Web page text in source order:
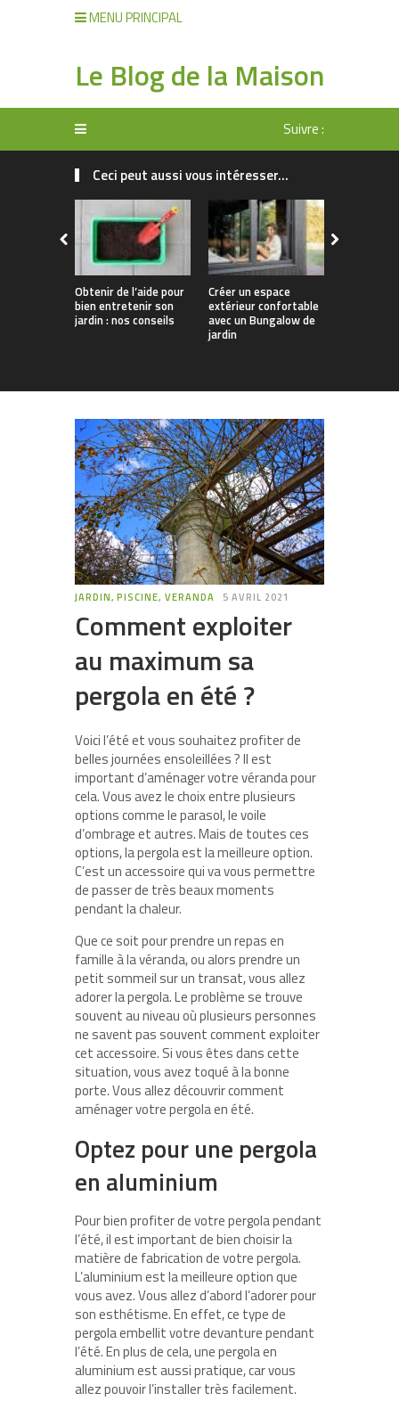
MENU PRINCIPAL
Le Blog de la Maison
Suivre :
Ceci peut aussi vous intéresser...
Obtenir de l’aide pour
bien entretenir son
jardin : nos conseils
Créer un espace
extérieur confortable
avec un Bungalow de
jardin
JARDIN, PISCINE, VERANDA 5 AVRIL 2021
Comment exploiter
au maximum sa
pergola en été ?
Voici l’été et vous souhaitez profiter de
belles journées ensoleillées ? Il est
important d’aménager votre véranda pour
cela. Vous avez le choix entre plusieurs
options comme le parasol, le voile
d’ombrage et autres. Mais de toutes ces
options, la pergola est la meilleure option.
C’est un accessoire qui va vous permettre
de passer de très beaux moments
pendant la chaleur.
Que ce soit pour prendre un repas en
famille à la véranda, ou alors prendre un
petit sommeil sur un transat, vous allez
adorer la pergola. Le problème se trouve
souvent au niveau où plusieurs personnes
ne savent pas souvent comment exploiter
cet accessoire. Si vous êtes dans cette
situation, vous avez toqué à la bonne
porte. Vous allez découvrir comment
aménager votre pergola en été.
Optez pour une pergola
en aluminium
Pour bien profiter de votre pergola pendant
l’été, il est important de bien choisir la
matière de fabrication de votre pergola.
L’aluminium est la meilleure option que
vous avez. Vous allez d’abord l’adorer pour
son esthétisme. En effet, ce type de
pergola embellit votre devanture pendant
l’été. En plus de cela, une pergola en
aluminium est aussi pratique, car vous
allez pouvoir l’installer très facilement.